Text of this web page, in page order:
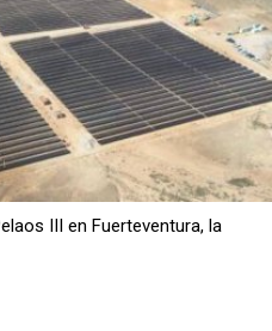
III en Fuerteventura, la